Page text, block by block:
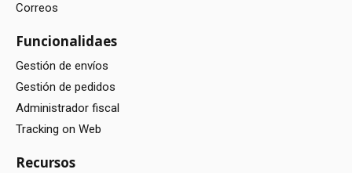
Correos
Funcionalidaes
Gestión de envíos
Gestión de pedidos
Administrador fiscal
Tracking on Web
Recursos